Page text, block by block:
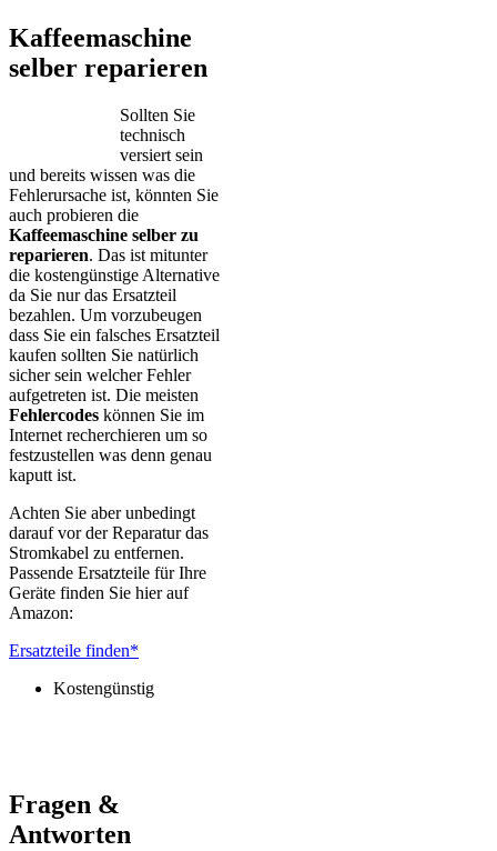
Kaffeemaschine
selber reparieren
Sollten Sie
technisch
versiert sein
und bereits wissen was die
Fehlerursache ist, könnten Sie
auch probieren die
Kaffeemaschine selber zu
reparieren. Das ist mitunter
die kostengünstige Alternative
da Sie nur das Ersatzteil
bezahlen. Um vorzubeugen
dass Sie ein falsches Ersatzteil
kaufen sollten Sie natürlich
sicher sein welcher Fehler
aufgetreten ist. Die meisten
Fehlercodes können Sie im
Internet recherchieren um so
festzustellen was denn genau
kaputt ist.
Achten Sie aber unbedingt
darauf vor der Reparatur das
Stromkabel zu entfernen.
Passende Ersatzteile für Ihre
Geräte finden Sie hier auf
Amazon:
Ersatzteile finden*
Kostengünstig
Fragen &
Antworten